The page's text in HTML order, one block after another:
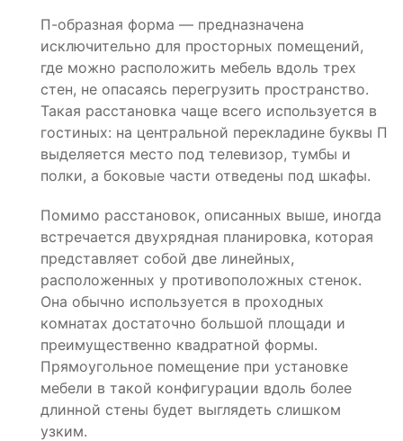
П-образная форма — предназначена
исключительно для просторных помещений,
где можно расположить мебель вдоль трех
стен, не опасаясь перегрузить пространство.
Такая расстановка чаще всего используется в
гостиных: на центральной перекладине буквы П
выделяется место под телевизор, тумбы и
полки, а боковые части отведены под шкафы.
Помимо расстановок, описанных выше, иногда
встречается двухрядная планировка, которая
представляет собой две линейных,
расположенных у противоположных стенок.
Она обычно используется в проходных
комнатах достаточно большой площади и
преимущественно квадратной формы.
Прямоугольное помещение при установке
мебели в такой конфигурации вдоль более
длинной стены будет выглядеть слишком
узким.